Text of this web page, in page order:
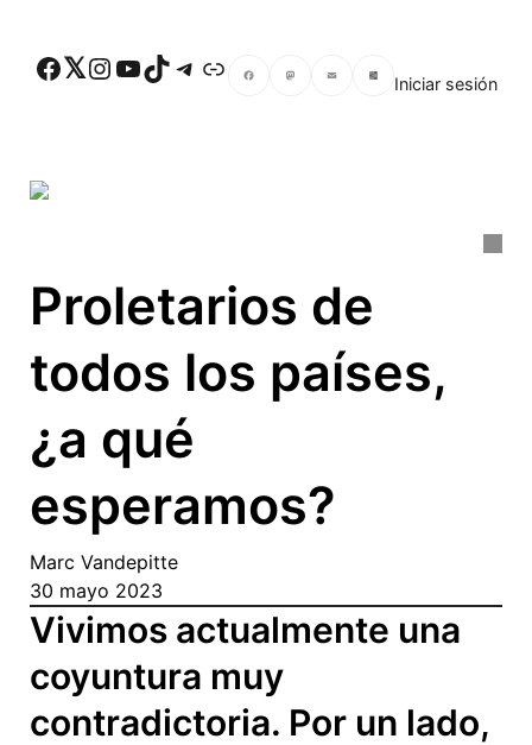
Facebook Twitter Instagram YouTube TikTok Telegram Enlace
Iniciar sesión
Proletarios de
todos los países,
¿a qué
esperamos?
Marc Vandepitte
30 mayo 2023
Vivimos actualmente una
coyuntura muy
contradictoria. Por un lado,